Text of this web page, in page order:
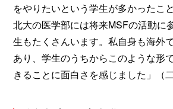
をやりたいという学生が多かったこ
北大の医学部には将来MSFの活動に
生もたくさんいます。私自身も海外
あり、学生のうちからこのような形
きることに面白さを感じました」（